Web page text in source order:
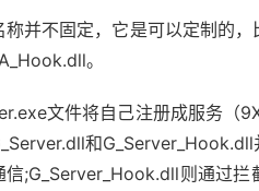
称并不固定，它是可以定制的
。
文件将自己注册成服务（
和
;G_Server_Hook.dll则通过